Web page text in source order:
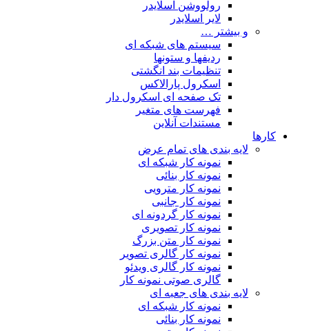
رولووشن اسلایدر
لایر اسلایدر
و بیشتر …
سیستم های شبکه ای
ردیفها و ستونها
تنظیمات بند انگشتی
اسکرول پارالاکس
تک صفحه ای اسکرول دار
فهرست های متغیر
مستندات آنلاین
کارها
لایه بندی های تمام عرض
نمونه کار شبکه ای
نمونه کار بنائی
نمونه کار مترویی
نمونه کار جانبی
نمونه کار گردونه ای
نمونه کار تصویری
نمونه کار متن بزرگ
نمونه کار گالری تصویر
نمونه کار گالری ویدئو
گالری صوتی نمونه کار
لایه بندی های جعبه ای
نمونه کار شبکه ای
نمونه کار بنائی